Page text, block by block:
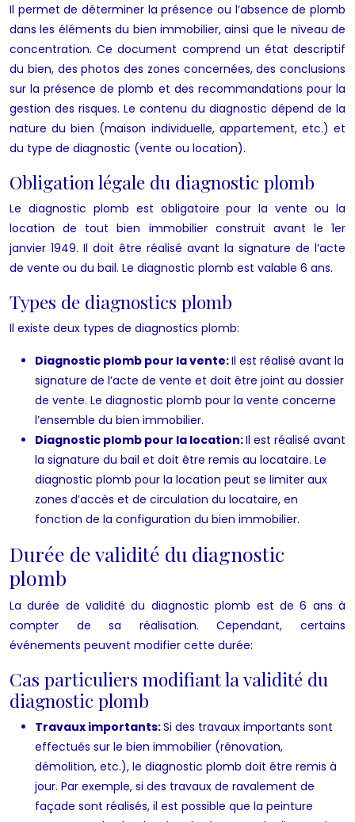
Il permet de déterminer la présence ou l’absence de plomb
dans les éléments du bien immobilier, ainsi que le niveau de
concentration. Ce document comprend un état descriptif
du bien, des photos des zones concernées, des conclusions
sur la présence de plomb et des recommandations pour la
gestion des risques. Le contenu du diagnostic dépend de la
nature du bien (maison individuelle, appartement, etc.) et
du type de diagnostic (vente ou location).
Obligation légale du diagnostic plomb
Le diagnostic plomb est obligatoire pour la vente ou la
location de tout bien immobilier construit avant le 1er
janvier 1949. Il doit être réalisé avant la signature de l’acte
de vente ou du bail. Le diagnostic plomb est valable 6 ans.
Types de diagnostics plomb
Il existe deux types de diagnostics plomb:
Diagnostic plomb pour la vente:Il est réalisé avant la
signature de l’acte de vente et doit être joint au dossier
de vente. Le diagnostic plomb pour la vente concerne
l’ensemble du bien immobilier.
Diagnostic plomb pour la location:Il est réalisé avant
la signature du bail et doit être remis au locataire. Le
diagnostic plomb pour la location peut se limiter aux
zones d’accès et de circulation du locataire, en
fonction de la configuration du bien immobilier.
Durée de validité du diagnostic
plomb
La durée de validité du diagnostic plomb est de 6 ans à
compter de sa réalisation. Cependant, certains
événements peuvent modifier cette durée:
Cas particuliers modifiant la validité du
diagnostic plomb
Travaux importants:Si des travaux importants sont
effectués sur le bien immobilier (rénovation,
démolition, etc.), le diagnostic plomb doit être remis à
jour. Par exemple, si des travaux de ravalement de
façade sont réalisés, il est possible que la peinture